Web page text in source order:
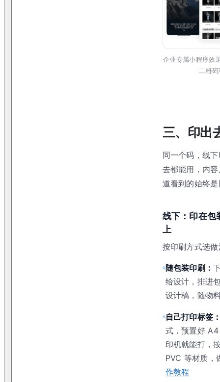
企业专属小程序效
二维
三、印出
同一个码，线
去都能用，内
道看到的始终
线下：印在包
上
按印刷方式选
随包装印刷：
给设计，排进
设计稿，随物
自己打印标签
式，预置好
印机就能打，
PVC 等材质，
作教程